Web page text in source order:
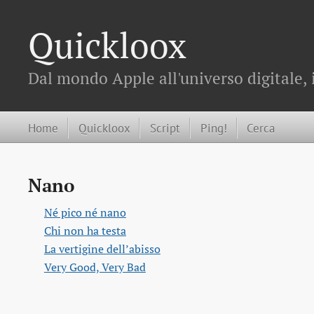
Quickloox
Dal mondo Apple all'universo
Home Quickloox Script Ping! Cerca
Nano
Né pico né nano
Chi non ha testa
La vertigine dell’abisso
Very Good, Very Bad